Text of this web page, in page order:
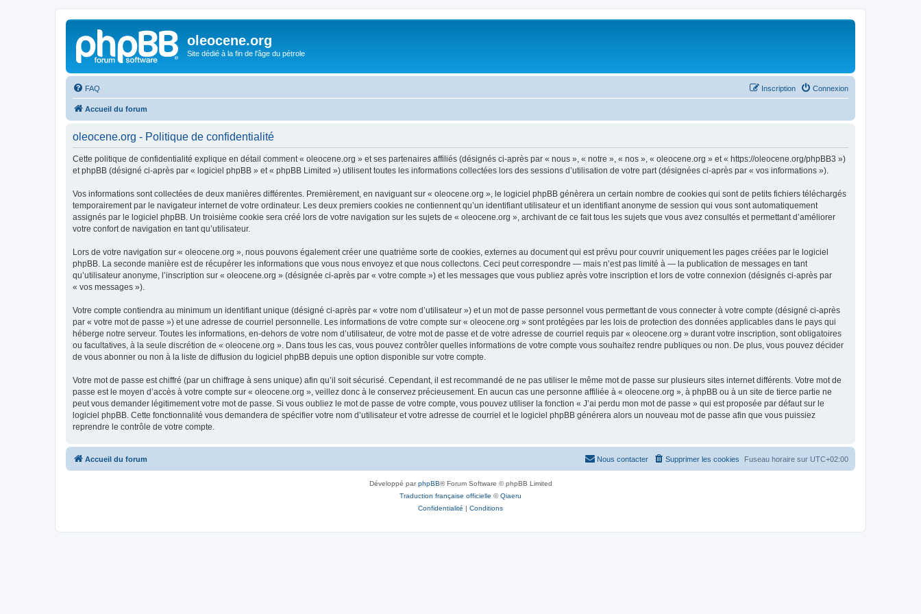
oleocene.org
Site dédié à la fin de l'âge du pétrole
FAQ Connexion
Inscription
Accueil du forum
oleocene.org - Politique de confidentialité
Cette politique de confidentialité explique en détail comment « oleocene.org » et ses partenaires affiliés (désignés ci-après par « nous », « notre », « nos », « oleocene.org » et « https://oleocene.org/phpBB3 »)
et phpBB (désigné ci-après par « logiciel phpBB » et « phpBB Limited ») utilisent toutes les informations collectées lors des sessions d’utilisation de votre part (désignées ci-après par « vos informations »).
Vos informations sont collectées de deux manières différentes. Premièrement, en naviguant sur « oleocene.org », le logiciel phpBB génèrera un certain nombre de cookies qui sont de petits fichiers téléchargés
temporairement par le navigateur internet de votre ordinateur. Les deux premiers cookies ne contiennent qu’un identifiant utilisateur et un identifiant anonyme de session qui vous sont automatiquement
assignés par le logiciel phpBB. Un troisième cookie sera créé lors de votre navigation sur les sujets de « oleocene.org », archivant de ce fait tous les sujets que vous avez consultés et permettant d’améliorer
votre confort de navigation en tant qu’utilisateur.
Lors de votre navigation sur « oleocene.org », nous pouvons également créer une quatrième sorte de cookies, externes au document qui est prévu pour couvrir uniquement les pages créées par le logiciel
phpBB. La seconde manière est de récupérer les informations que vous nous envoyez et que nous collectons. Ceci peut correspondre — mais n’est pas limité à — la publication de messages en tant
qu’utilisateur anonyme, l’inscription sur « oleocene.org » (désignée ci-après par « votre compte ») et les messages que vous publiez après votre inscription et lors de votre connexion (désignés ci-après par
« vos messages »).
Votre compte contiendra au minimum un identifiant unique (désigné ci-après par « votre nom d’utilisateur ») et un mot de passe personnel vous permettant de vous connecter à votre compte (désigné ci-après
par « votre mot de passe ») et une adresse de courriel personnelle. Les informations de votre compte sur « oleocene.org » sont protégées par les lois de protection des données applicables dans le pays qui
héberge notre serveur. Toutes les informations, en-dehors de votre nom d’utilisateur, de votre mot de passe et de votre adresse de courriel requis par « oleocene.org » durant votre inscription, sont obligatoires
ou facultatives, à la seule discrétion de « oleocene.org ». Dans tous les cas, vous pouvez contrôler quelles informations de votre compte vous souhaitez rendre publiques ou non. De plus, vous pouvez décider
de vous abonner ou non à la liste de diffusion du logiciel phpBB depuis une option disponible sur votre compte.
Votre mot de passe est chiffré (par un chiffrage à sens unique) afin qu’il soit sécurisé. Cependant, il est recommandé de ne pas utiliser le même mot de passe sur plusieurs sites internet différents. Votre mot de
passe est le moyen d’accès à votre compte sur « oleocene.org », veillez donc à le conservez précieusement. En aucun cas une personne affiliée à « oleocene.org », à phpBB ou à un site de tierce partie ne
peut vous demander légitimement votre mot de passe. Si vous oubliez le mot de passe de votre compte, vous pouvez utiliser la fonction « J’ai perdu mon mot de passe » qui est proposée par défaut sur le
logiciel phpBB. Cette fonctionnalité vous demandera de spécifier votre nom d’utilisateur et votre adresse de courriel et le logiciel phpBB générera alors un nouveau mot de passe afin que vous puissiez
reprendre le contrôle de votre compte.
Accueil du forum Fuseau horaire sur UTC+02:00
Supprimer les cookies
Nous contacter
Développé parphpBB® Forum Software © phpBB Limited
Traduction française officielle ©Qiaeru
Confidentialité | Conditions